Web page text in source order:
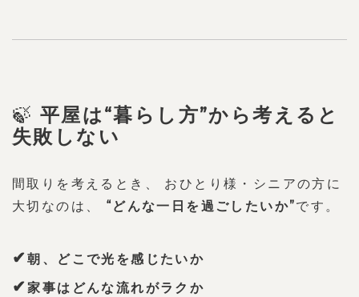
🍃 平屋は“暮らし方”から考えると
失敗しない
間取りを考えるとき、 おひとり様・シニアの方に
大切なのは、 “どんな一日を過ごしたいか”です。
✔朝、どこで光を感じたいか
✔家事はどんな流れがラクか